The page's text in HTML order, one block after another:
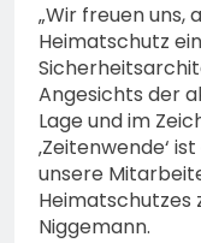
„Wir freuen uns,
Heimatschutz
Angesichts der
Lage und im
‚Zeitenwende‘
unsere
Heimatschutzes
Niggemann.